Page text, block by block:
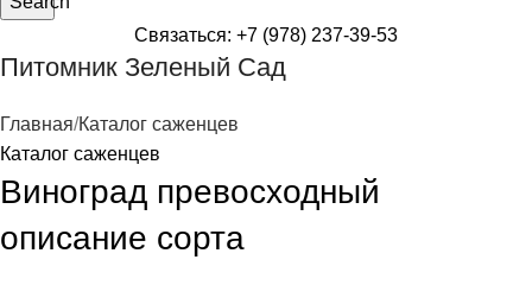
Связаться: +7 (978) 237-39-53
Питомник Зеленый Сад
Главная Каталог саженцев
Каталог саженцев
Виноград превосходный
описание сорта